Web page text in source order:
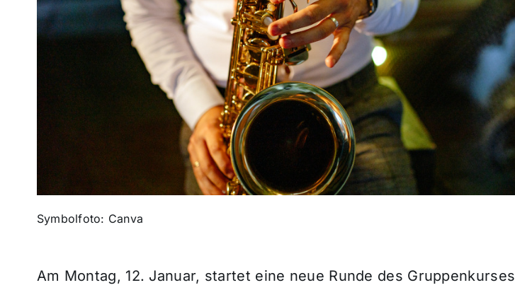
Symbolfoto: Canva
Am Montag, 12. Januar, startet eine neue Runde des Gruppenkurses